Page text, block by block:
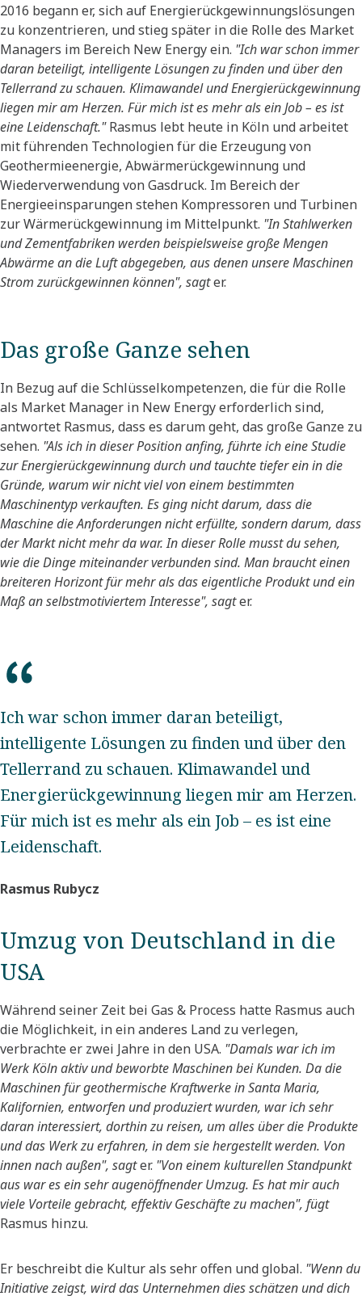
2016 begann er, sich auf Energierückgewinnungslösungen
zu konzentrieren, und stieg später in die Rolle des Market
Managers im Bereich New Energy ein. "Ich war schon immer
daran beteiligt, intelligente Lösungen zu finden und über den
Tellerrand zu schauen. Klimawandel und Energierückgewinnung
liegen mir am Herzen. Für mich ist es mehr als ein Job – es ist
eine Leidenschaft."Rasmus lebt heute in Köln und arbeitet
mit führenden Technologien für die Erzeugung von
Geothermieenergie, Abwärmerückgewinnung und
Wiederverwendung von Gasdruck. Im Bereich der
Energieeinsparungen stehen Kompressoren und Turbinen
zur Wärmerückgewinnung im Mittelpunkt. "In Stahlwerken
und Zementfabriken werden beispielsweise große Mengen
Abwärme an die Luft abgegeben, aus denen unsere Maschinen
Strom zurückgewinnen können", sagter.
Das große Ganze sehen
In Bezug auf die Schlüsselkompetenzen, die für die Rolle
als Market Manager in New Energy erforderlich sind,
antwortet Rasmus, dass es darum geht, das große Ganze zu
sehen. "Als ich in dieser Position anfing, führte ich eine Studie
zur Energierückgewinnung durch und tauchte tiefer ein in die
Gründe, warum wir nicht viel von einem bestimmten
Maschinentyp verkauften. Es ging nicht darum, dass die
Maschine die Anforderungen nicht erfüllte, sondern darum, dass
der Markt nicht mehr da war. In dieser Rolle musst du sehen,
wie die Dinge miteinander verbunden sind. Man braucht einen
breiteren Horizont für mehr als das eigentliche Produkt und ein
Maß an selbstmotiviertem Interesse", sagter.
Ich war schon immer daran beteiligt,
intelligente Lösungen zu finden und über den
Tellerrand zu schauen. Klimawandel und
Energierückgewinnung liegen mir am Herzen.
Für mich ist es mehr als ein Job – es ist eine
Leidenschaft.
Rasmus Rubycz
Umzug von Deutschland in die
USA
Während seiner Zeit bei Gas & Process hatte Rasmus auch
die Möglichkeit, in ein anderes Land zu verlegen,
verbrachte er zwei Jahre in den USA. "Damals war ich im
Werk Köln aktiv und beworbte Maschinen bei Kunden. Da die
Maschinen für geothermische Kraftwerke in Santa Maria,
Kalifornien, entworfen und produziert wurden, war ich sehr
daran interessiert, dorthin zu reisen, um alles über die Produkte
und das Werk zu erfahren, in dem sie hergestellt werden. Von
innen nach außen", sagter. "Von einem kulturellen Standpunkt
aus war es ein sehr augenöffnender Umzug. Es hat mir auch
viele Vorteile gebracht, effektiv Geschäfte zu machen", fügt
Rasmus hinzu.
Er beschreibt die Kultur als sehr offen und global. "Wenn du
Initiative zeigst, wird das Unternehmen dies schätzen und dich